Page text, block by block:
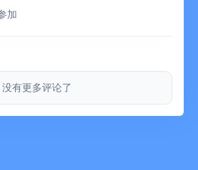
加
没有更多评论了